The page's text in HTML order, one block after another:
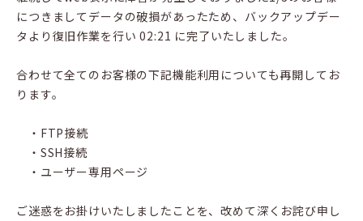
につきましてデータの破損があったため、バックアップデー
タより復旧作業を行い 02:21 に完了いたしました。
合わせて全てのお客様の下記機能利用についても再開してお
ります。
・FTP接続
・SSH接続
・ユーザー専用ページ
ご迷惑をお掛けいたしましたことを、改めて深くお詫び申し